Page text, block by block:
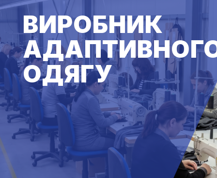
ВИРОБНИК
ОДЯГУ